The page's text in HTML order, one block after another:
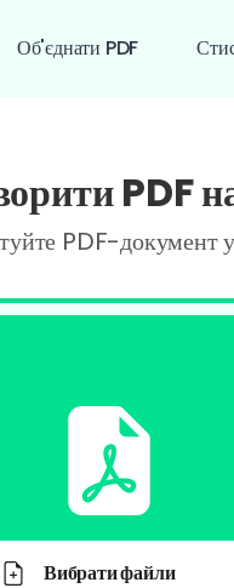
Об'єднати PDF
PDF
PDF-
Вибрати файли